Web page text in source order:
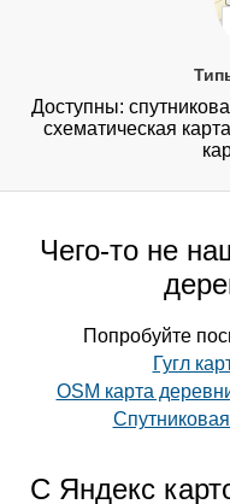
Доступны:
схематическая
Чего-то не
Попробуйте
Гугл
OSM карта
С Яндекс